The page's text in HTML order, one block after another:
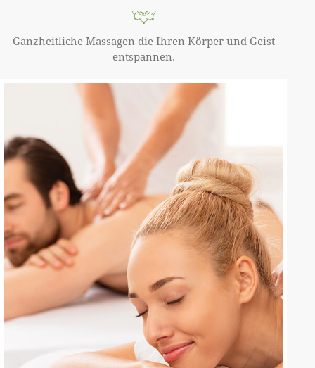
Ganzheitliche Massagen die Ihren Körper und Geist
entspannen.